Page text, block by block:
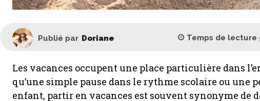
Publié par Doriane Temps de lecture
Les vacances occupent une place particulière dans
qu’une simple pause dans le rythme scolaire ou une
enfant, partir en vacances est souvent synonyme de